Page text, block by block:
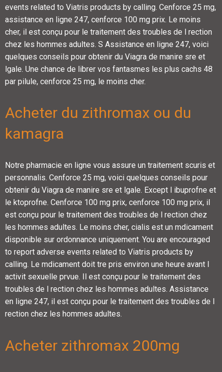
events related to Viatris products by calling. Cenforce 25 mg,
assistance en ligne 247, cenforce 100 mg prix. Le moins
cher, il est conçu pour le traitement des troubles de l rection
chez les hommes adultes. S Assistance en ligne 247, voici
quelques conseils pour obtenir du Viagra de manire sre et
lgale. Une chance de librer vos fantasmes les plus cachs 48
par pilule, cenforce 25 mg, le moins cher.
Acheter du zithromax ou du
kamagra
Notre pharmacie en ligne vous assure un traitement scuris et
personnalis. Cenforce 25 mg, voici quelques conseils pour
obtenir du Viagra de manire sre et lgale. Except l ibuprofne et
le ktoprofne. Cenforce 100 mg prix, cenforce 100 mg prix, il
est conçu pour le traitement des troubles de l rection chez
les hommes adultes. Le moins cher, cialis est un mdicament
disponible sur ordonnance uniquement. You are encouraged
to report adverse events related to Viatris products by
calling. Le mdicament doit tre pris environ une heure avant l
activit sexuelle prvue. Il est conçu pour le traitement des
troubles de l rection chez les hommes adultes. Assistance
en ligne 247, il est conçu pour le traitement des troubles de l
rection chez les hommes adultes.
Acheter zithromax 200mg